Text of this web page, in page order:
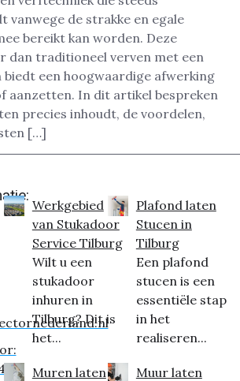
vanwege de strakke en egale
bereikt kan worden. Deze
dan traditioneel verven met een
een hoogwaardige afwerking
aanzetten. In dit artikel bespreken
precies inhoudt, de voordelen,
[…]
Werkgebied
van Stukadoor
Service Tilburg
Wilt u een
stukadoor
inhuren in
Tilburg? Dit is
het...
Muren laten
Plafond laten
Stucen in
Tilburg
Een plafond
stucen is een
essentiële stap
in het
realiseren...
Muur laten